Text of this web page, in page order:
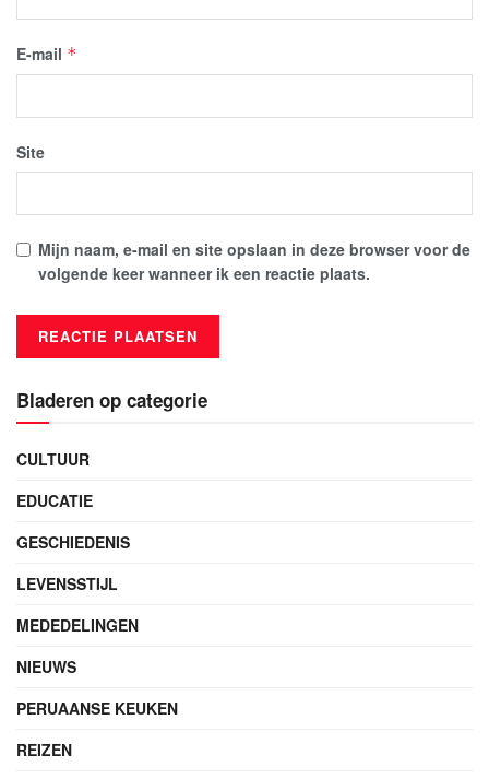
E-mail *
Site
Mijn naam, e-mail en site opslaan in deze browser voor de
volgende keer wanneer ik een reactie plaats.
Bladeren op categorie
CULTUUR
EDUCATIE
GESCHIEDENIS
LEVENSSTIJL
MEDEDELINGEN
NIEUWS
PERUAANSE KEUKEN
REIZEN